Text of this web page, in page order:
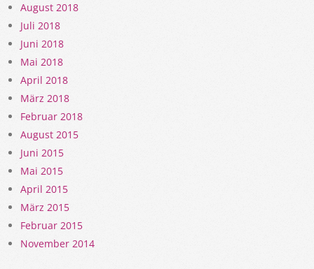
August 2018
Juli 2018
Juni 2018
Mai 2018
April 2018
März 2018
Februar 2018
August 2015
Juni 2015
Mai 2015
April 2015
März 2015
Februar 2015
November 2014